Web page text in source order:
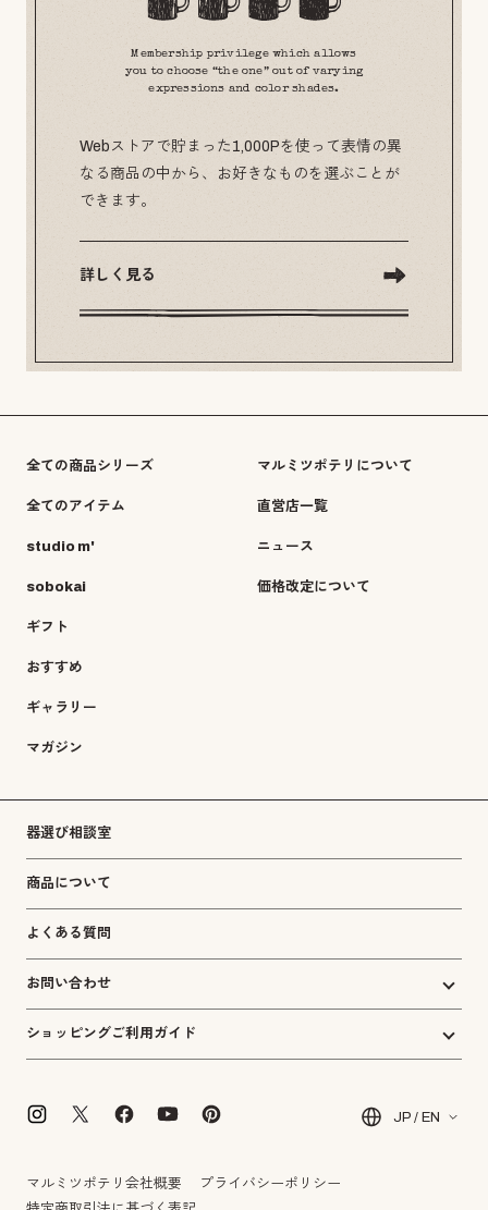
Membership privilege which allows
you to choose “the one” out of varying
expressions and color shades.
Webストアで貯まった1,000Pを使って表情の異
なる商品の中から、お好きなものを選ぶことが
できます。
詳しく見る
全ての商品シリーズ
全てのアイテム
studio m'
sobokai
ギフト
おすすめ
ギャラリー
マガジン
マルミツポテリについて
直営店一覧
ニュース
価格改定について
器選び相談室
商品について
よくある質問
お問い合わせ
ショッピングご利用ガイド
JP / EN
マルミツポテリ会社概要
プライバシーポリシー